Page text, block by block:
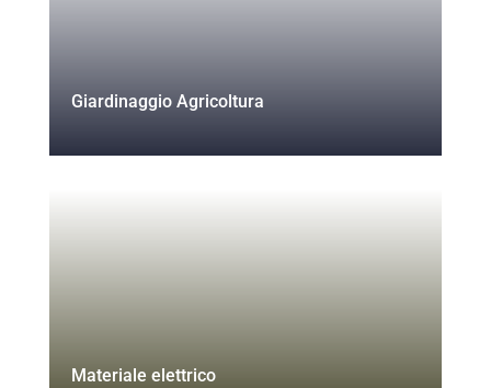
Giardinaggio Agricoltura
Materiale elettrico